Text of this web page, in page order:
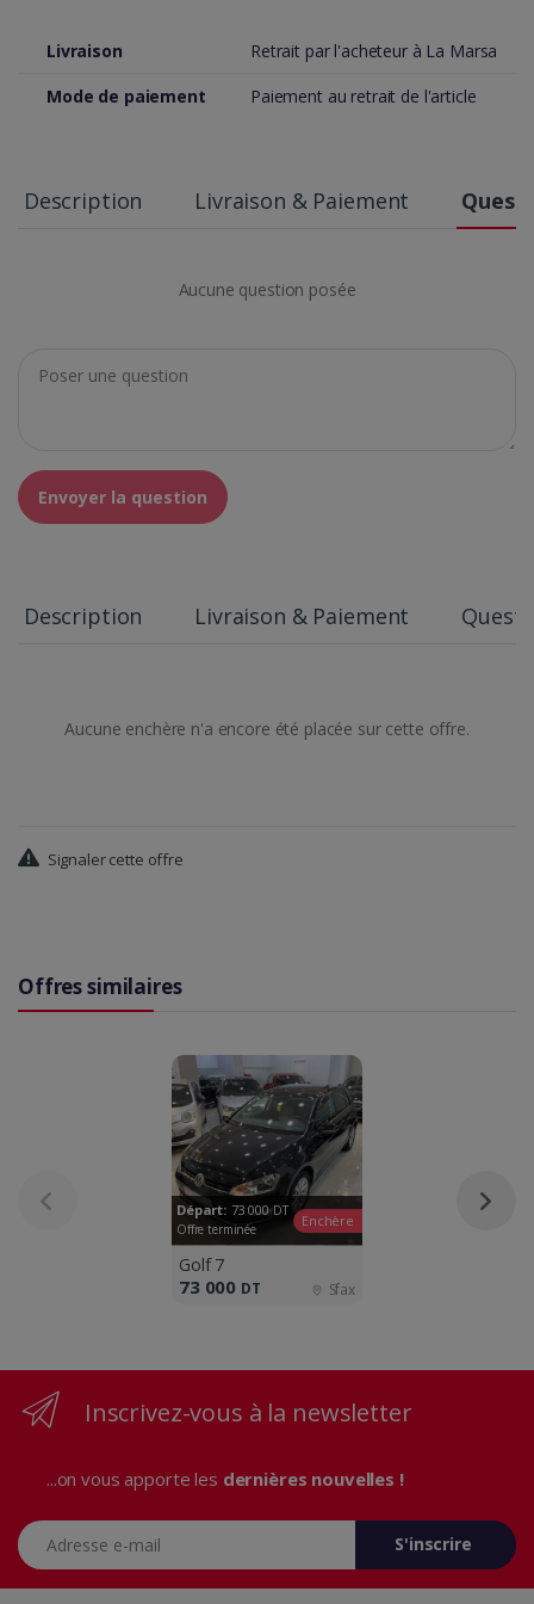
Livraison
Retrait par l'acheteur à La Marsa
Mode de paiement
Paiement au retrait de l'article
Description Livraison & Paiement
Aucune question posée
Envoyer la question
Description Livraison & Paiement
Aucune enchère n'a encore été placée sur cette offre.
Signaler cette offre
Offres similaires
Départ: 73 000DT
Offre terminée
Enchère
Golf 7
73 000 DT Sfax
Inscrivez-vous à la newsletter
...on vous apporte les dernières nouvelles !
Adresse e-mail
S'inscrire